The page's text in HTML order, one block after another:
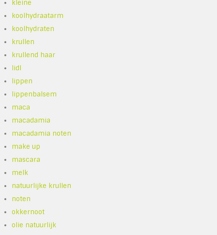
kleine
koolhydraatarm
koolhydraten
krullen
krullend haar
lidl
lippen
lippenbalsem
maca
macadamia
macadamia noten
make up
mascara
melk
natuurlijke krullen
noten
okkernoot
olie natuurlijk